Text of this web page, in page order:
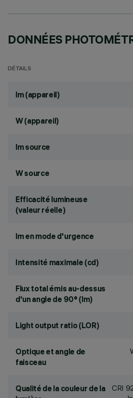
DONNÉES
DÉTAILS
lm (appareil)
W (appareil)
lm source
W source
Efficacité lumineuse
(valeur réelle)
lm en mode d'urgence
Intensité maximale (cd)
Flux total émis au-dessus
d'un angle de 90° (lm)
Light output ratio (LOR)
Optique et angle de
faisceau
Qualité de la couleur de la
CRI